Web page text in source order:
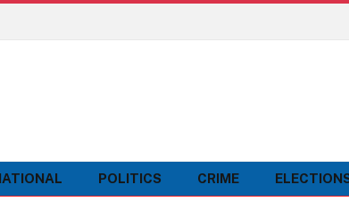
POLITICS CRIME